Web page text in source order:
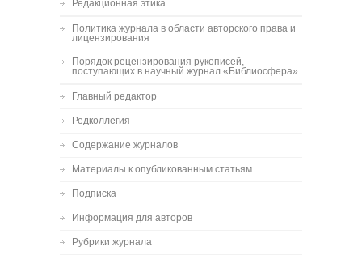
Редакционная этика
Политика журнала в области авторского права и
лицензирования
Порядок рецензирования рукописей,
поступающих в научный журнал «Библиосфера»
Главный редактор
Редколлегия
Содержание журналов
Материалы к опубликованным статьям
Подписка
Информация для авторов
Рубрики журнала